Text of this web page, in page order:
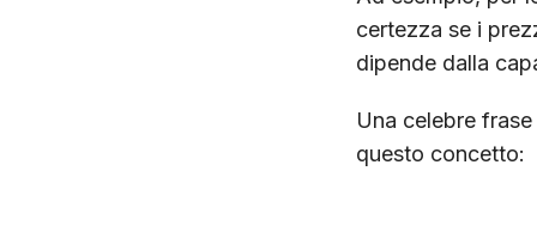
certezza se i
dipende dalla
Una celebre
questo concetto: